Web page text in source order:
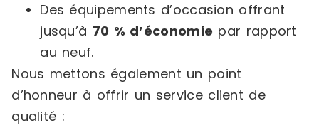
Des équipements d’occasion offrant
jusqu’à 70 % d’économie par rapport
au neuf.
Nous mettons également un point
d’honneur à offrir un service client de
qualité :